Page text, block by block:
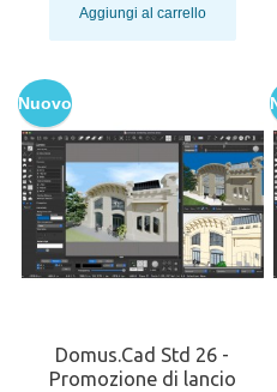
Aggiungi al carrello
Nuovo
Domus.Cad Std 26 -
Promozione di lancio